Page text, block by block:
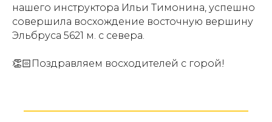
нашего инструктора Ильи Тимонина, успешно
совершила восхождение восточную вершину
Эльбруса 5621 м. с севера.
👏🏻Поздравляем восходителей с горой!